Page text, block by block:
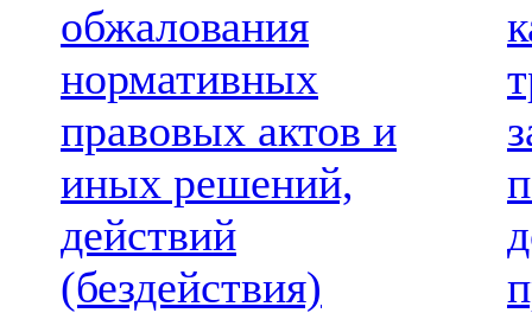
обжалования
нормативных
правовых актов и
иных решений,
действий
(бездействия)